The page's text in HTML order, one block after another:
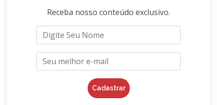
Receba nosso conteúdo exclusivo.
Cadastrar